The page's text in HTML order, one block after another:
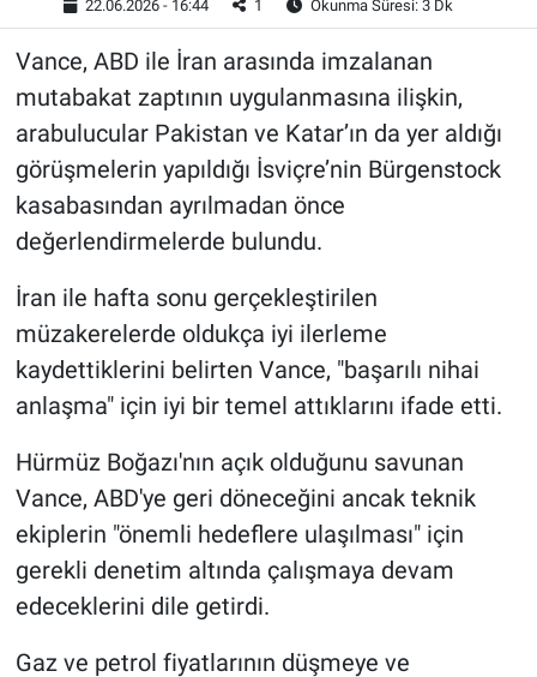
22.06.2026 - 16:44 1 Okunma Süresi: 3 Dk
Vance, ABD ile İran arasında imzalanan
mutabakat zaptının uygulanmasına ilişkin,
arabulucular Pakistan ve Katar’ın da yer aldığı
görüşmelerin yapıldığı İsviçre’nin Bürgenstock
kasabasından ayrılmadan önce
değerlendirmelerde bulundu.
İran ile hafta sonu gerçekleştirilen
müzakerelerde oldukça iyi ilerleme
kaydettiklerini belirten Vance, "başarılı nihai
anlaşma" için iyi bir temel attıklarını ifade etti.
Hürmüz Boğazı'nın açık olduğunu savunan
Vance, ABD'ye geri döneceğini ancak teknik
ekiplerin "önemli hedeflere ulaşılması" için
gerekli denetim altında çalışmaya devam
edeceklerini dile getirdi.
Gaz ve petrol fiyatlarının düşmeye ve